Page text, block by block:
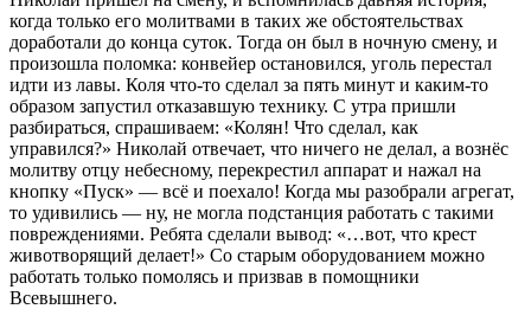
когда только его молитвами в таких же обстоятельствах
доработали до конца суток. Тогда он был в ночную смену, и
произошла поломка: конвейер остановился, уголь перестал
идти из лавы. Коля что-то сделал за пять минут и каким-то
образом запустил отказавшую технику. С утра пришли
разбираться, спрашиваем: «Колян! Что сделал, как
управился?» Николай отвечает, что ничего не делал, а вознёс
молитву отцу небесному, перекрестил аппарат и нажал на
кнопку «Пуск» — всё и поехало! Когда мы разобрали агрегат,
то удивились — ну, не могла подстанция работать с такими
повреждениями. Ребята сделали вывод: «…вот, что крест
животворящий делает!» Со старым оборудованием можно
работать только помолясь и призвав в помощники
Всевышнего.